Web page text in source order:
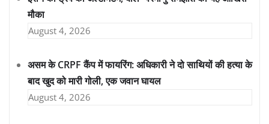
मौका
August 4, 2026
असम के CRPF कैंप में फायरिंग: अधिकारी ने दो साथियों की हत्या के
बाद खुद को मारी गोली, एक जवान घायल
August 4, 2026